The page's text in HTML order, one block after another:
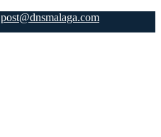
post@dnsmalaga.com